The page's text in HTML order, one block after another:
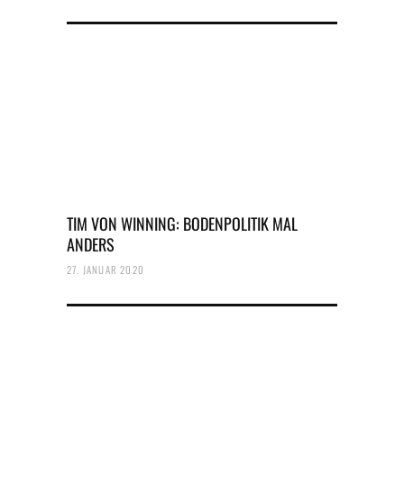
TIM VON WINNING: BODENPOLITIK MAL
ANDERS
27. JANUAR 2020